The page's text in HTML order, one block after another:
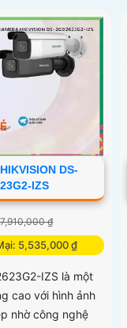
DS-
IZS
₫
5,535,000 ₫
IZS là một
cao với hình ảnh
nhờ công nghệ